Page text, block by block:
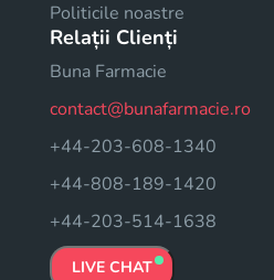
Politicile noastre
Relații Clienți
Buna Farmacie
contact@bunafarmacie.ro
+44-203-608-1340
+44-808-189-1420
+44-203-514-1638
LIVE CHAT